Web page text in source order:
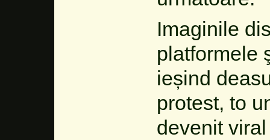
Imaginile
platformele
ieșind
protest, to
devenit